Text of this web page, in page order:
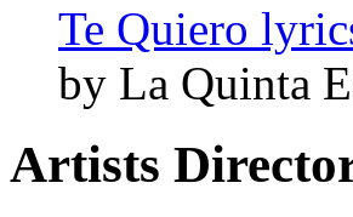
Te Quiero
by La Quinta
Artists